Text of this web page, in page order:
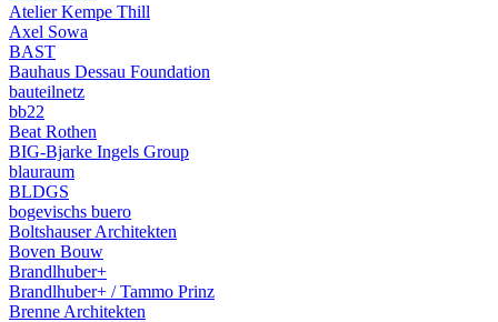
Atelier Kempe Thill
Axel Sowa
BAST
Bauhaus Dessau Foundation
bauteilnetz
bb22
Beat Rothen
BIG-Bjarke Ingels Group
blauraum
BLDGS
bogevischs buero
Boltshauser Architekten
Boven Bouw
Brandlhuber+
Brandlhuber+ / Tammo Prinz
Brenne Architekten